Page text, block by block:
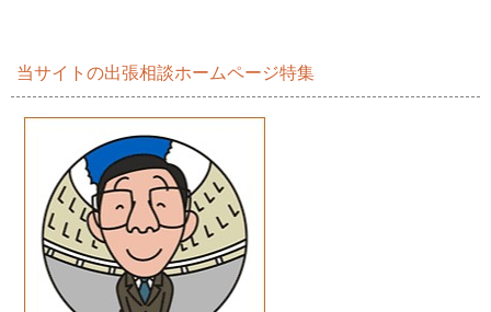
当サイトの出張相談ホームページ特集